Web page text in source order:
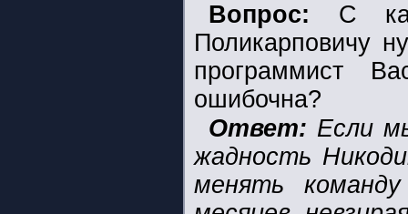
Вопрос: С
Поликарповичу
программист
ошибочна?
Ответ: Если
жадность
менять